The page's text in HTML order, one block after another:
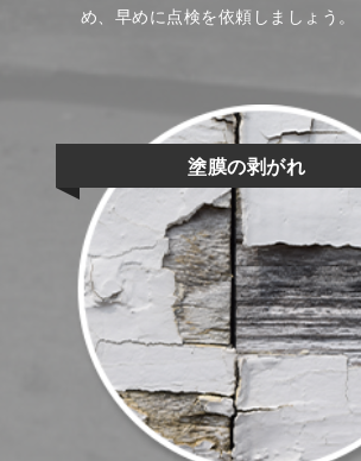
め、早めに点検を依頼しましょう。
塗膜の剥がれ